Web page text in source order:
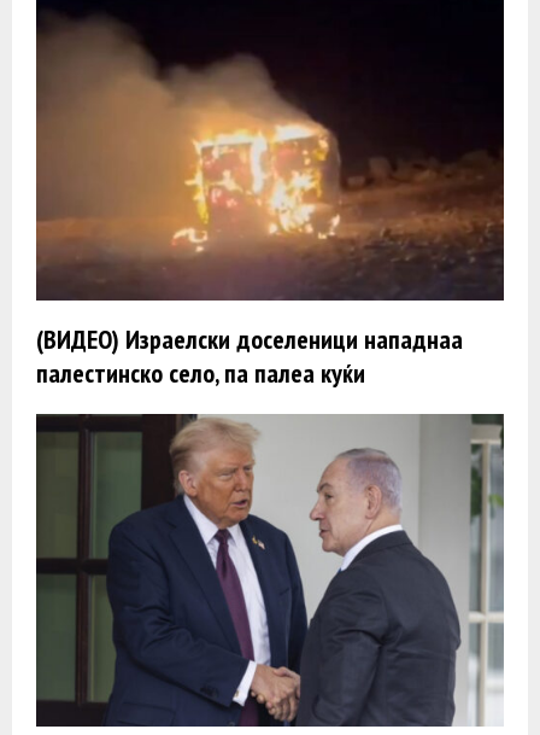
(ВИДЕО) Израелски доселеници нападнаа
палестинско село, па палеа куќи